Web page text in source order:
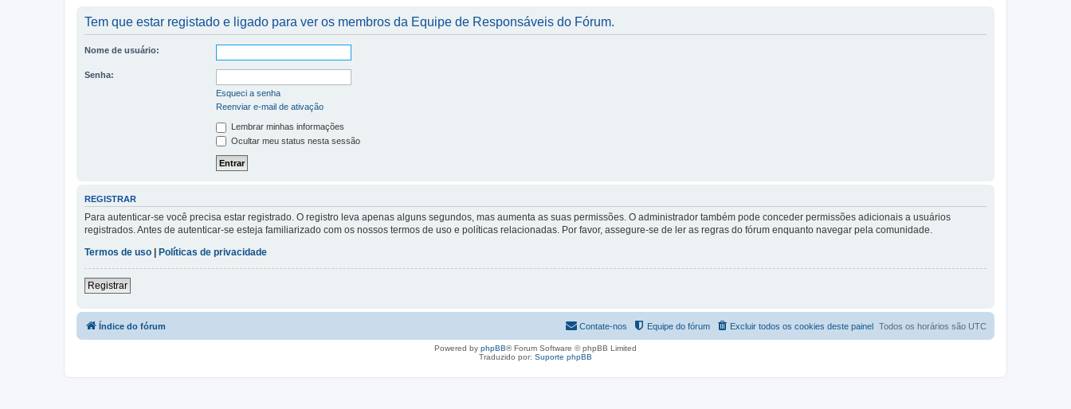
Tem que estar registado e ligado para ver os membros da Equipe de Responsáveis do Fórum.
Nome de usuário:
Senha:
Esqueci a senha
Reenviar e-mail de ativação
Lembrar minhas informações
Ocultar meu status nesta sessão
REGISTRAR
Para autenticar-se você precisa estar registrado. O registro leva apenas alguns segundos, mas aumenta as suas permissões. O administrador também pode conceder permissões adicionais a usuários
registrados. Antes de autenticar-se esteja familiarizado com os nossos termos de uso e políticas relacionadas. Por favor, assegure-se de ler as regras do fórum enquanto navegar pela comunidade.
Termos de uso
Políticas de privacidade
Registrar
Índice do fórum Todos os horários são UTC
Excluir todos os cookies deste painel
Equipe do fórum
Contate-nos
Powered by phpBB® Forum Software © phpBB Limited
Traduzido por: Suporte phpBB